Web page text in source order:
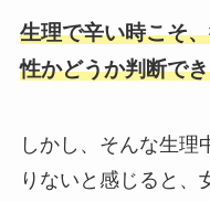
生理で辛い時こそ
性かどうか判断で
しかし、そんな生理
りないと感じると、